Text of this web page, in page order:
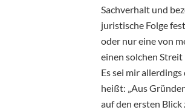
Sachverhalt und
juristische Folge
oder nur eine von
einen solchen Streit
Es sei mir
heißt: „Aus
auf den ersten